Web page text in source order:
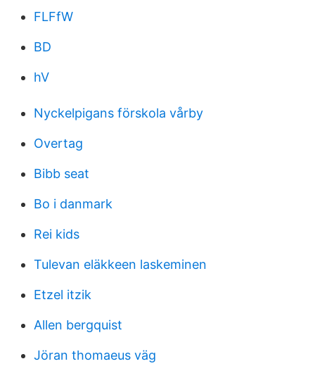
FLFfW
BD
hV
Nyckelpigans förskola vårby
Overtag
Bibb seat
Bo i danmark
Rei kids
Tulevan eläkkeen laskeminen
Etzel itzik
Allen bergquist
Jöran thomaeus väg